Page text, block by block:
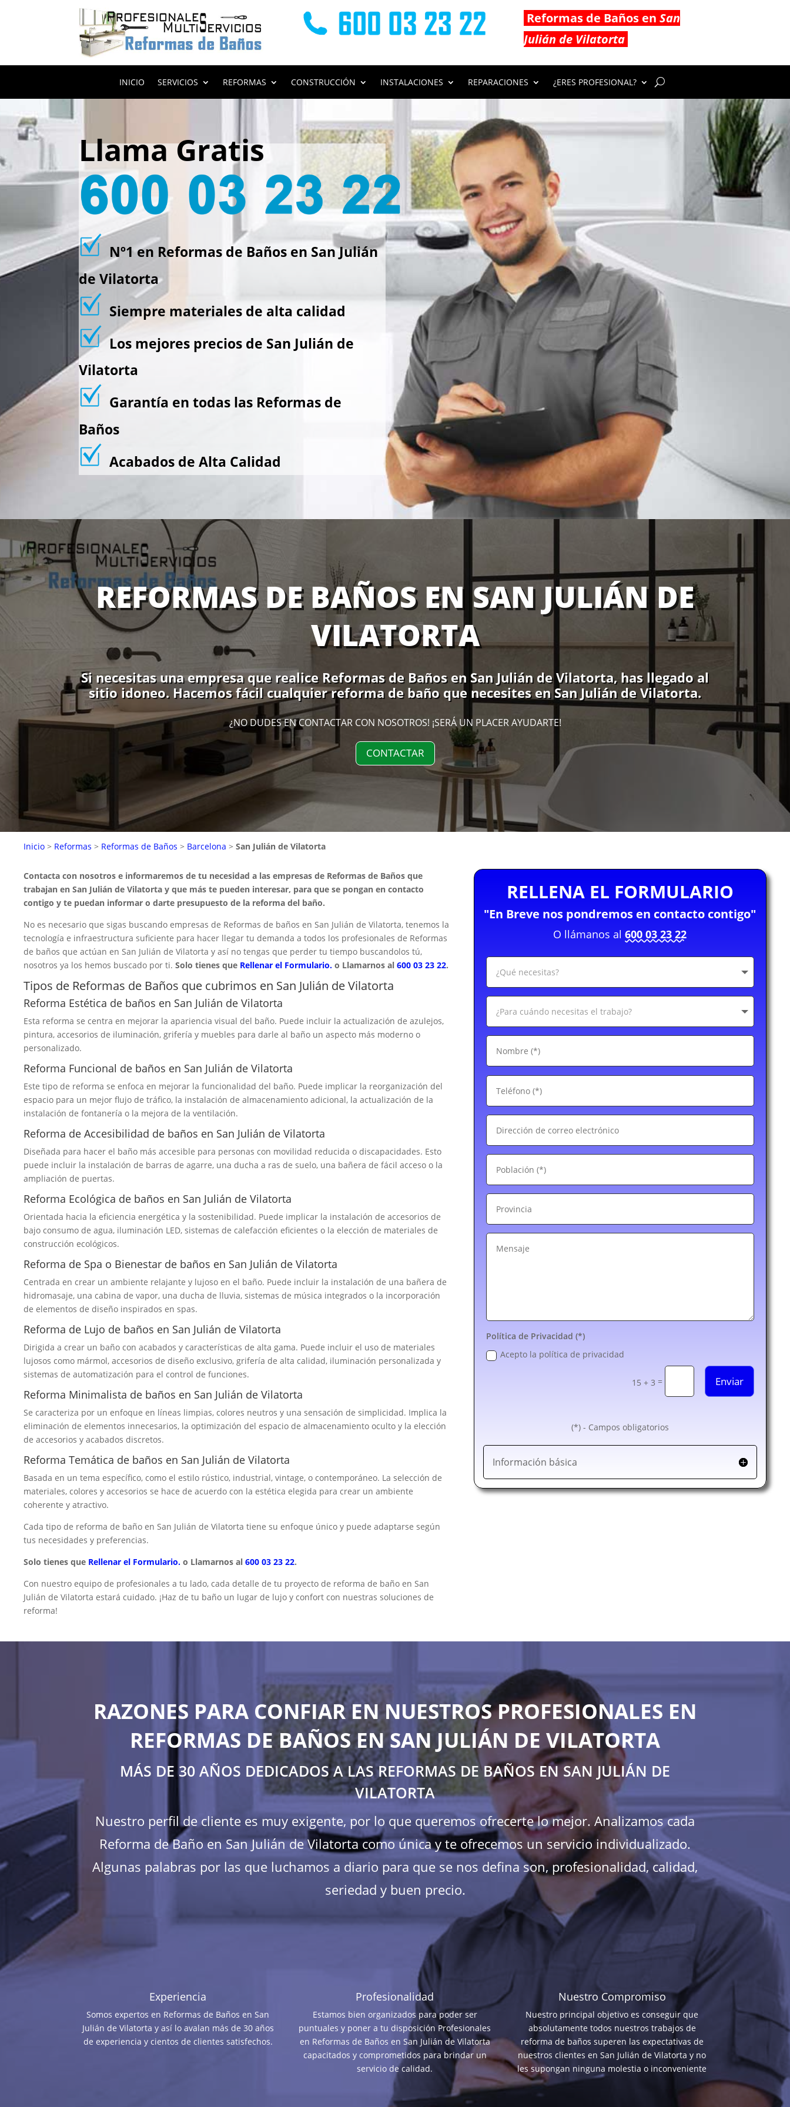
Reformas de Baños en San
Julián de Vilatorta
INICIO SERVICIOS REFORMAS CONSTRUCCIÓN INSTALACIONES REPARACIONES ¿ERES PROFESIONAL?
Llama Gratis
Nº1 en Reformas de Baños en San Julián
de Vilatorta
Siempre materiales de alta calidad
Los mejores precios de San Julián de
Vilatorta
Garantía en todas las Reformas de
Baños
Acabados de Alta Calidad
REFORMAS DE BAÑOS EN SAN JULIÁN DE
VILATORTA
Si necesitas una empresa que realice Reformas de Baños en San Julián de Vilatorta, has llegado al
sitio idoneo. Hacemos fácil cualquier reforma de baño que necesites en San Julián de Vilatorta.
¿NO DUDES EN CONTACTAR CON NOSOTROS! ¡SERÁ UN PLACER AYUDARTE!
CONTACTAR
Inicio > Reformas > Reformas de Baños > Barcelona > San Julián de Vilatorta
Contacta con nosotros e informaremos de tu necesidad a las empresas de Reformas de Baños que
trabajan en San Julián de Vilatorta y que más te pueden interesar, para que se pongan en contacto
contigo y te puedan informar o darte presupuesto de la reforma del baño.
No es necesario que sigas buscando empresas de Reformas de baños en San Julián de Vilatorta, tenemos la
tecnología e infraestructura suficiente para hacer llegar tu demanda a todos los profesionales de Reformas
de baños que actúan en San Julián de Vilatorta y así no tengas que perder tu tiempo buscandolos tú,
nosotros ya los hemos buscado por ti. Solo tienes que Rellenar el Formulario. o Llamarnos al 600 03 23 22.
Tipos de Reformas de Baños que cubrimos en San Julián de Vilatorta
Reforma Estética de baños en San Julián de Vilatorta
Esta reforma se centra en mejorar la apariencia visual del baño. Puede incluir la actualización de azulejos,
pintura, accesorios de iluminación, grifería y muebles para darle al baño un aspecto más moderno o
personalizado.
Reforma Funcional de baños en San Julián de Vilatorta
Este tipo de reforma se enfoca en mejorar la funcionalidad del baño. Puede implicar la reorganización del
espacio para un mejor flujo de tráfico, la instalación de almacenamiento adicional, la actualización de la
instalación de fontanería o la mejora de la ventilación.
Reforma de Accesibilidad de baños en San Julián de Vilatorta
Diseñada para hacer el baño más accesible para personas con movilidad reducida o discapacidades. Esto
puede incluir la instalación de barras de agarre, una ducha a ras de suelo, una bañera de fácil acceso o la
ampliación de puertas.
Reforma Ecológica de baños en San Julián de Vilatorta
Orientada hacia la eficiencia energética y la sostenibilidad. Puede implicar la instalación de accesorios de
bajo consumo de agua, iluminación LED, sistemas de calefacción eficientes o la elección de materiales de
construcción ecológicos.
Reforma de Spa o Bienestar de baños en San Julián de Vilatorta
Centrada en crear un ambiente relajante y lujoso en el baño. Puede incluir la instalación de una bañera de
hidromasaje, una cabina de vapor, una ducha de lluvia, sistemas de música integrados o la incorporación
de elementos de diseño inspirados en spas.
Reforma de Lujo de baños en San Julián de Vilatorta
Dirigida a crear un baño con acabados y características de alta gama. Puede incluir el uso de materiales
lujosos como mármol, accesorios de diseño exclusivo, grifería de alta calidad, iluminación personalizada y
sistemas de automatización para el control de funciones.
Reforma Minimalista de baños en San Julián de Vilatorta
Se caracteriza por un enfoque en líneas limpias, colores neutros y una sensación de simplicidad. Implica la
eliminación de elementos innecesarios, la optimización del espacio de almacenamiento oculto y la elección
de accesorios y acabados discretos.
Reforma Temática de baños en San Julián de Vilatorta
Basada en un tema específico, como el estilo rústico, industrial, vintage, o contemporáneo. La selección de
materiales, colores y accesorios se hace de acuerdo con la estética elegida para crear un ambiente
coherente y atractivo.
Cada tipo de reforma de baño en San Julián de Vilatorta tiene su enfoque único y puede adaptarse según
tus necesidades y preferencias.
Solo tienes que Rellenar el Formulario. o Llamarnos al 600 03 23 22.
Con nuestro equipo de profesionales a tu lado, cada detalle de tu proyecto de reforma de baño en San
Julián de Vilatorta estará cuidado. ¡Haz de tu baño un lugar de lujo y confort con nuestras soluciones de
reforma!
RELLENA EL FORMULARIO
"En Breve nos pondremos en contacto contigo"
O llámanos al600 03 23 22
Política de Privacidad (*)
Acepto la política de privacidad
15 + 3 = Enviar
(*) - Campos obligatorios
Información básica
RAZONES PARA CONFIAR EN NUESTROS PROFESIONALES EN
REFORMAS DE BAÑOS EN SAN JULIÁN DE VILATORTA
MÁS DE 30 AÑOS DEDICADOS A LAS REFORMAS DE BAÑOS EN SAN JULIÁN DE
VILATORTA
Nuestro perfil de cliente es muy exigente, por lo que queremos ofrecerte lo mejor. Analizamos cada
Reforma de Baño en San Julián de Vilatorta como única y te ofrecemos un servicio individualizado.
Algunas palabras por las que luchamos a diario para que se nos defina son, profesionalidad, calidad,
seriedad y buen precio.
Experiencia
Somos expertos en Reformas de Baños en San
Julián de Vilatorta y así lo avalan más de 30 años
de experiencia y cientos de clientes satisfechos.
Profesionalidad
Estamos bien organizados para poder ser
puntuales y poner a tu disposición Profesionales
en Reformas de Baños en San Julián de Vilatorta
capacitados y comprometidos para brindar un
servicio de calidad.
Nuestro Compromiso
Nuestro principal objetivo es conseguir que
absolutamente todos nuestros trabajos de
reforma de baños superen las expectativas de
nuestros clientes en San Julián de Vilatorta y no
les supongan ninguna molestia o inconveniente